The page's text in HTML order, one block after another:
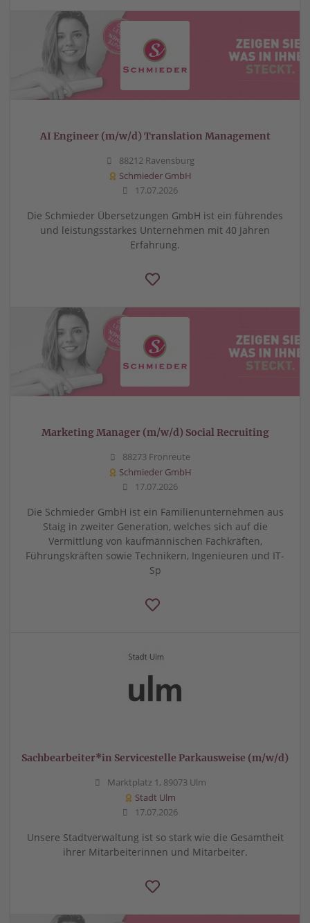
AI Engineer (m/w/d) Translation Management
88212 Ravensburg
Schmieder GmbH
17.07.2026
Die Schmieder Übersetzungen GmbH ist ein führendes
und leistungsstarkes Unternehmen mit 40 Jahren
Erfahrung.
Marketing Manager (m/w/d) Social Recruiting
88273 Fronreute
Schmieder GmbH
17.07.2026
Die Schmieder GmbH ist ein Familienunternehmen aus
Staig in zweiter Generation, welches sich auf die
Vermittlung von kaufmännischen Fachkräften,
Führungskräften sowie Technikern, Ingenieuren und IT-
Sp
Sachbearbeiter*in Servicestelle Parkausweise (m/w/d)
Marktplatz 1, 89073 Ulm
Stadt Ulm
17.07.2026
Unsere Stadtverwaltung ist so stark wie die Gesamtheit
ihrer Mitarbeiterinnen und Mitarbeiter.